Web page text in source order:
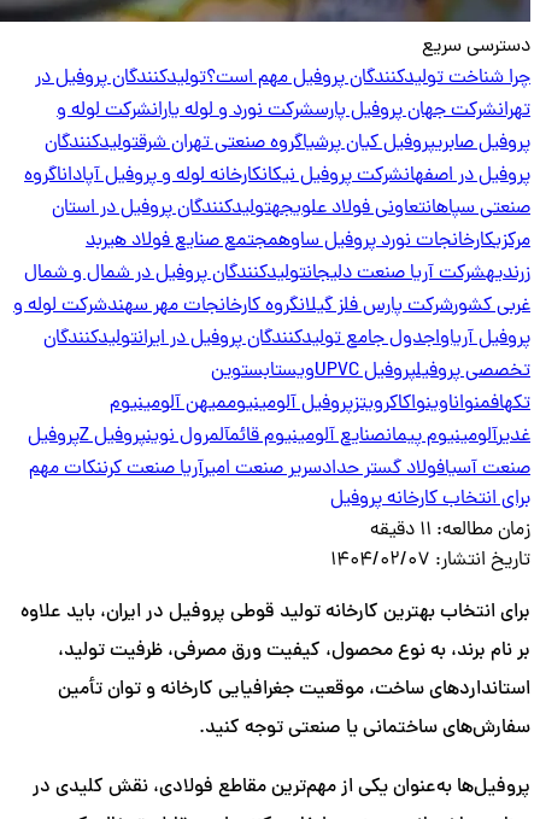
دسترسی سریع
چرا شناخت تولیدکنندگان پروفیل مهم است؟تولیدکنندگان پروفیل در
تهرانشرکت جهان پروفیل پارسشرکت نورد و لوله یارانشرکت لوله و
پروفیل صابریپروفیل کیان پرشیاگروه صنعتی تهران شرقتولیدکنندگان
پروفیل در اصفهانشرکت پروفیل نیکانکارخانه لوله و پروفیل آپاداناگروه
صنعتی سپاهانتعاونی فولاد علویجهتولیدکنندگان پروفیل در استان
مرکزیکارخانجات نورد پروفیل ساوهمجتمع صنایع فولاد هیربد
زرندیهشرکت آریا صنعت دلیجانتولیدکنندگان پروفیل در شمال و شمال
غربی کشورشرکت پارس فلز گیلانگروه کارخانجات مهر سهندشرکت لوله و
پروفیل آریاواجدول جامع تولیدکنندگان پروفیل در ایرانتولیدکنندگان
تخصصی پروفیلپروفیل UPVC ویستابستوین
تکهافمنواناوینواکاکرویتزپروفیل آلومینیوممیهن آلومینیوم
غدیرآلومینیوم پیمانصنایع آلومینیوم قائمآلمرول نوینپروفیل Z پروفیل
صنعت آسیافولاد گستر حدادسریر صنعت امیرآریا صنعت کرننکات مهم
برای انتخاب کارخانه پروفیل
زمان مطالعه:
تاریخ انتشار:
برای انتخاب بهترین کارخانه تولید قوطی پروفیل در ایران، باید علاوه
بر نام برند، به نوع محصول، کیفیت ورق مصرفی، ظرفیت تولید،
استانداردهای ساخت، موقعیت جغرافیایی کارخانه و توان تأمین
سفارش‌های ساختمانی یا صنعتی توجه کنید.
پروفیل‌ها به‌عنوان یکی از مهم‌ترین مقاطع فولادی، نقش کلیدی در